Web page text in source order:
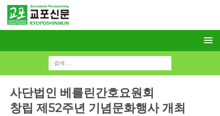
사단법인 베를린간호요원회
창립 제52주년 기념문화행사 개최